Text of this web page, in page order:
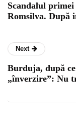
Scandalul primei
Romsilva. După
Next
Burduja, după
„înverzire”: Nu